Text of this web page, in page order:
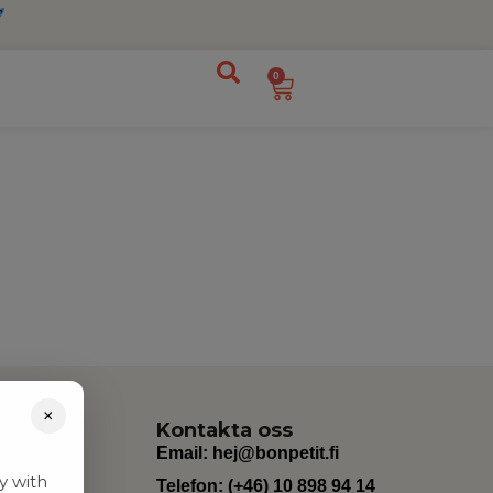
0
Kontakta oss
Email: hej@bonpetit.fi
Telefon: (+46) 10 898 94 14
×
with